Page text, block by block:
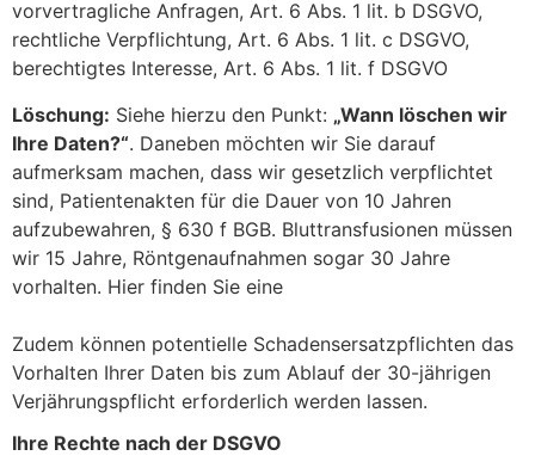
vorvertragliche Anfragen, Art. 6 Abs. 1 lit. b DSGVO,
rechtliche Verpflichtung, Art. 6 Abs. 1 lit. c DSGVO,
berechtigtes Interesse, Art. 6 Abs. 1 lit. f DSGVO
Löschung: Siehe hierzu den Punkt: „Wann löschen wir
Ihre Daten?“. Daneben möchten wir Sie darauf
aufmerksam machen, dass wir gesetzlich verpflichtet
sind, Patientenakten für die Dauer von 10 Jahren
aufzubewahren, § 630 f BGB. Bluttransfusionen müssen
wir 15 Jahre, Röntgenaufnahmen sogar 30 Jahre
vorhalten. Hier finden Sie eine
Zudem können potentielle Schadensersatzpflichten das
Vorhalten Ihrer Daten bis zum Ablauf der 30-jährigen
Verjährungspflicht erforderlich werden lassen.
Ihre Rechte nach der DSGVO